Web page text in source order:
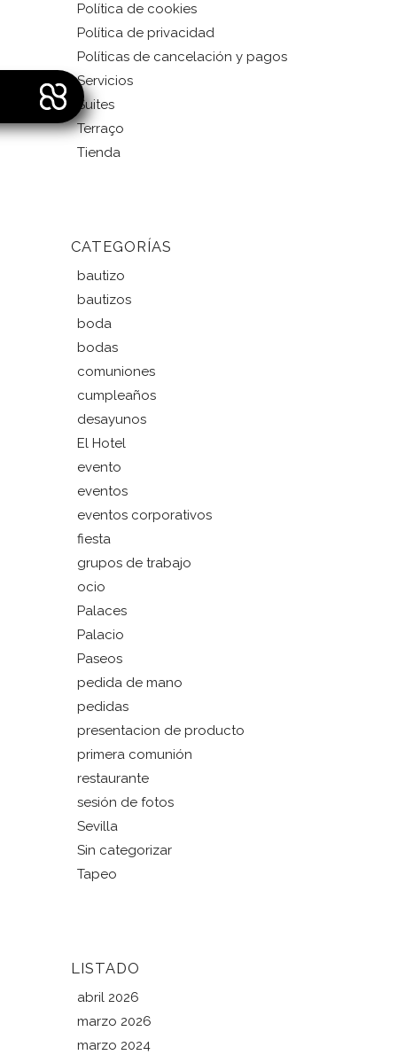
Política de cookies
Política de privacidad
Políticas de cancelación y pagos
Servicios
Suites
Terraço
Tienda
CATEGORÍAS
bautizo
bautizos
boda
bodas
comuniones
cumpleaños
desayunos
El Hotel
evento
eventos
eventos corporativos
fiesta
grupos de trabajo
ocio
Palaces
Palacio
Paseos
pedida de mano
pedidas
presentacion de producto
primera comunión
restaurante
sesión de fotos
Sevilla
Sin categorizar
Tapeo
LISTADO
abril 2026
marzo 2026
marzo 2024